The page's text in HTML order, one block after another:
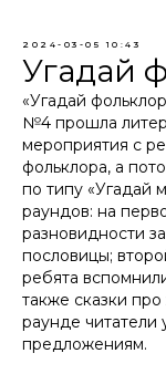
2024-03-05 10:43
Угадай
«Угадай
№4 прошла
мероприятия с
фольклора, а
по типу «Угадай
раундов: на
разновидности
пословицы;
ребята
также сказки
раунде читатели
предложениям.